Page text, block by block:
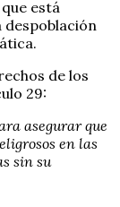
está
despoblación
de los
29:
asegurar que
en las
sin su